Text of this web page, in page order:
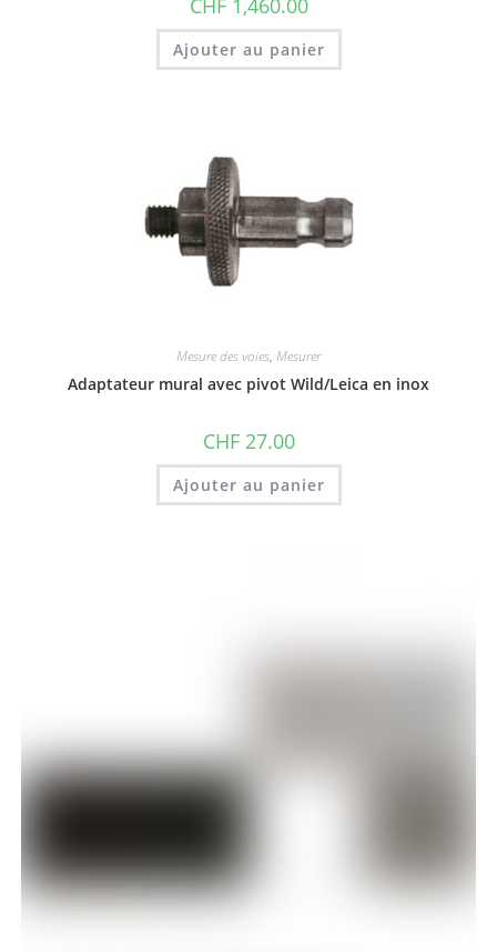
CHF1,460.00
Ajouter au panier
Mesure des voies, Mesurer
Adaptateur mural avec pivot Wild/Leica en inox
CHF27.00
Ajouter au panier